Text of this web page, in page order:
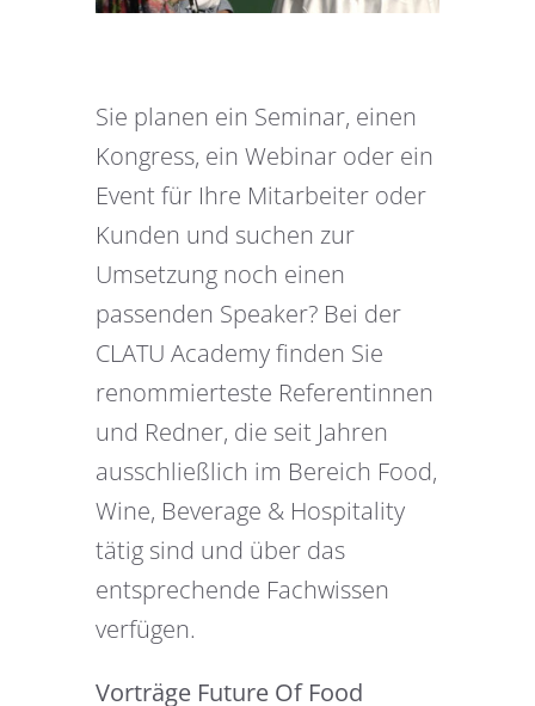
Sie planen ein Seminar, einen
Kongress, ein Webinar oder ein
Event für Ihre Mitarbeiter oder
Kunden und suchen zur
Umsetzung noch einen
passenden Speaker? Bei der
CLATU Academy finden Sie
renommierteste Referentinnen
und Redner, die seit Jahren
ausschließlich im Bereich Food,
Wine, Beverage & Hospitality
tätig sind und über das
entsprechende Fachwissen
verfügen.
Vorträge Future Of Food